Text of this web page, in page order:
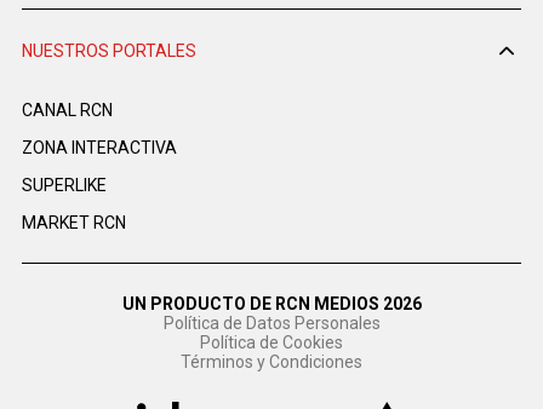
NUESTROS PORTALES
CANAL RCN
ZONA INTERACTIVA
SUPERLIKE
MARKET RCN
UN PRODUCTO DE RCN MEDIOS 2026
Política de Datos Personales
Política de Cookies
Términos y Condiciones